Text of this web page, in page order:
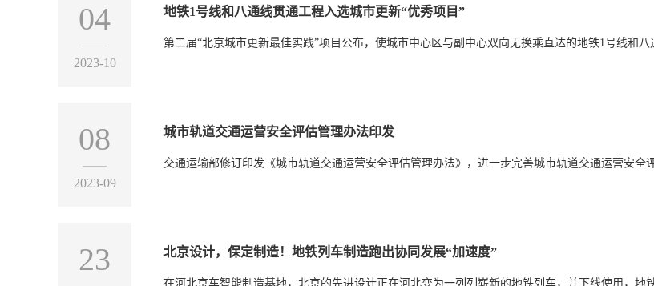
04
2023-10
地铁1号线和八通线贯通工程入选城市更新“优秀项目”
第二届“北京城市更新最佳实践”项目公布，使城市中心区与副中心双向无换乘直达的地铁1号线和八
08
2023-09
城市轨道交通运营安全评估管理办法印发
交通运输部修订印发《城市轨道交通运营安全评估管理办法》，进一步完善城市轨道交通运营安全
23 北京设计，保定制造！地铁列车制造跑出协同发展“加速度”
在河北京车智能制造基地，北京的先进设计正在河北变为一列列崭新的地铁列车，并下线使用，地